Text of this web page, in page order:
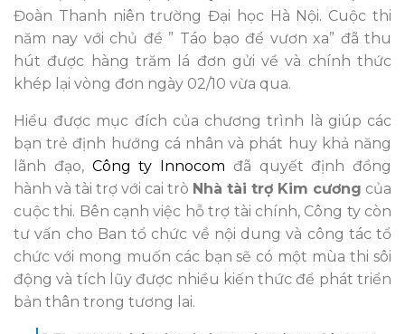
Đoàn Thanh niên trường Đại học Hà Nội. Cuộc thi
năm nay với chủ đề ” Táo bạo để vươn xa” đã thu
hút được hàng trăm lá đơn gửi về và chính thức
khép lại vòng đơn ngày 02/10 vừa qua.
Hiểu được mục đích của chương trình là giúp các
bạn trẻ định hướng cá nhân và phát huy khả năng
lãnh đạo, Công ty Innocom đã quyết định đồng
hành và tài trợ với cai trò Nhà tài trợ Kim cương của
cuộc thi. Bên cạnh việc hỗ trợ tài chính, Công ty còn
tư vấn cho Ban tổ chức về nội dung và công tác tổ
chức với mong muốn các bạn sẽ có một mùa thi sôi
động và tích lũy được nhiều kiến thức để phát triển
bản thân trong tương lai.